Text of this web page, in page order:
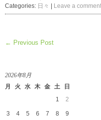
Categories: 日々 Leave a comment
← Previous Post
2026年8月
月
火 水 木 金 土
日
1
2
3 4 5 6 7 8 9